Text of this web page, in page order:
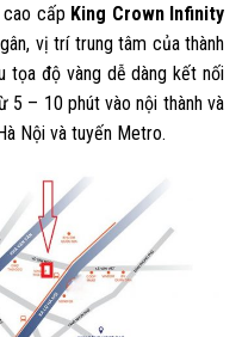
cấp King Crown Infinity
vị trí trung tâm của thành
tọa độ vàng dễ dàng kết nối
5 – 10 phút vào nội thành và
Nội và tuyến Metro.